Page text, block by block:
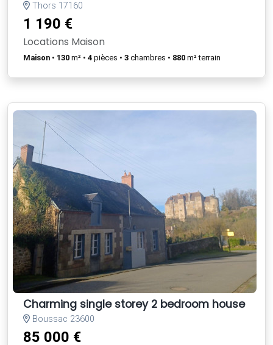
Thors 17160
1 190 €
Locations Maison
Maison • 130 m² • 4 pièces • 3 chambres • 880 m² terrain
Charming single storey 2 bedroom house
Boussac 23600
85 000 €